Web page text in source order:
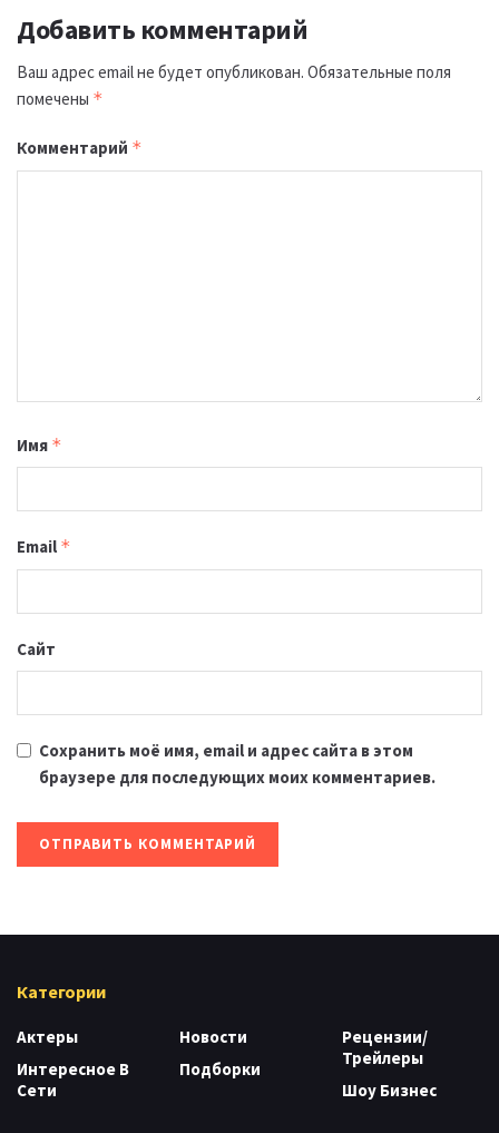
Добавить комментарий
Ваш адрес email не будет опубликован. Обязательные поля
помечены *
Комментарий *
Имя *
Email *
Сайт
Сохранить моё имя, email и адрес сайта в этом
браузере для последующих моих комментариев.
Категории
Актеры
Интересное В
Сети
Новости
Подборки
Рецензии/
Трейлеры
Шоу Бизнес